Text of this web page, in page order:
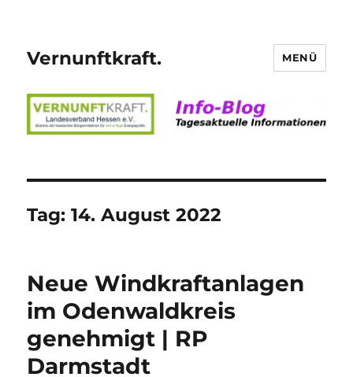
Vernunftkraft. MENÜ
Tag:14. August 2022
Neue Windkraftanlagen
im Odenwaldkreis
genehmigt | RP
Darmstadt